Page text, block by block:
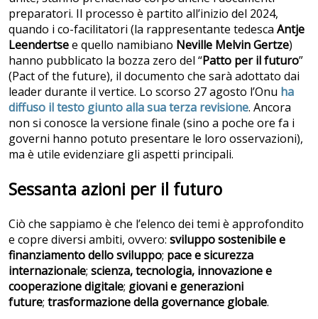
preparatori. Il processo è partito all’inizio del 2024,
quando i co-facilitatori (la rappresentante tedesca Antje
Leendertsee quello namibiano Neville Melvin Gertze)
hanno pubblicato la bozza zero del “Patto per il futuro”
(Pact of the future), il documento che sarà adottato dai
leader durante il vertice. Lo scorso 27 agosto l’Onu ha
diffuso il testo giunto alla sua terza revisione. Ancora
non si conosce la versione finale (sino a poche ore fa i
governi hanno potuto presentare le loro osservazioni),
ma è utile evidenziare gli aspetti principali.
Sessanta azioni per il futuro
Ciò che sappiamo è che l’elenco dei temi è approfondito
e copre diversi ambiti, ovvero: sviluppo sostenibile e
finanziamento dello sviluppo; pace e sicurezza
internazionale; scienza, tecnologia, innovazione e
cooperazione digitale; giovani e generazioni
future; trasformazione della governance globale.